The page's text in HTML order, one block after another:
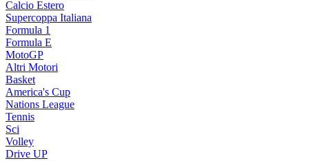
Calcio Estero
Supercoppa Italiana
Formula 1
Formula E
MotoGP
Altri Motori
Basket
America's Cup
Nations League
Tennis
Sci
Volley
Drive UP